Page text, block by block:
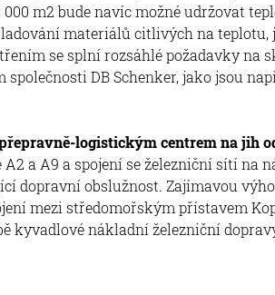
m2 bude navíc možné udržovat
materiálů citlivých na teplotu,
se splní rozsáhlé požadavky na
DB Schenker, jako jsou
logistickým centrem na jih
a A9 a spojení se železniční sítí na
dopravní obslužnost. Zajímavou
mezi středomořským přístavem
kyvadlové nákladní železniční